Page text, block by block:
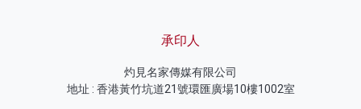
承印人
灼見名家傳媒有限公司
地址 : 香港黃竹坑道21號環匯廣場10樓1002室